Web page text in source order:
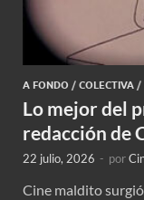
A FONDO / COLECTIVA /
Lo mejor del
redacción de
22 julio, 2026 - por
Cine maldito